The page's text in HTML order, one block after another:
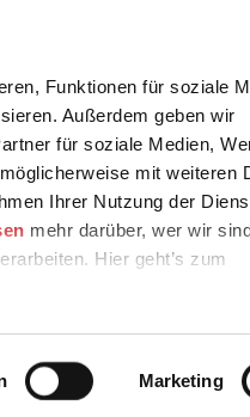
Funktionen für soziale
Außerdem geben wir
für soziale Medien,
mit weiteren
Ihrer Nutzung der
mehr darüber, wer wir
Hier geht’s zum
Marketing